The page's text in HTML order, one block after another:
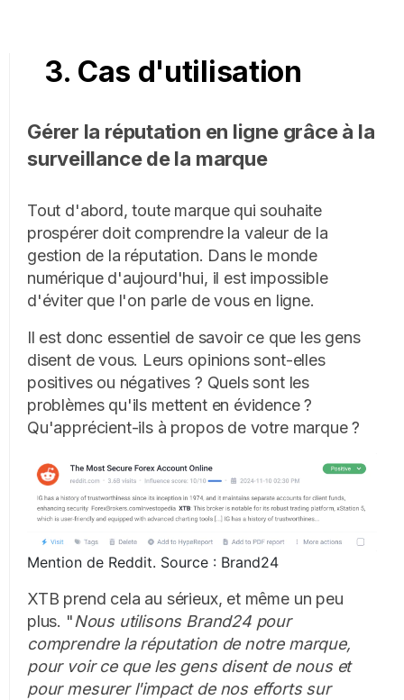
3. Cas d'utilisation
Gérer la réputation en ligne grâce à la
surveillance de la marque
Tout d'abord, toute marque qui souhaite
prospérer doit comprendre la valeur de la
gestion de la réputation. Dans le monde
numérique d'aujourd'hui, il est impossible
d'éviter que l'on parle de vous en ligne.
Il est donc essentiel de savoir ce que les gens
disent de vous. Leurs opinions sont-elles
positives ou négatives ? Quels sont les
problèmes qu'ils mettent en évidence ?
Qu'apprécient-ils à propos de votre marque ?
Mention de Reddit. Source : Brand24
XTB prend cela au sérieux, et même un peu
plus. "Nous utilisons Brand24 pour
comprendre la réputation de notre marque,
pour voir ce que les gens disent de nous et
pour mesurer l'impact de nos efforts sur